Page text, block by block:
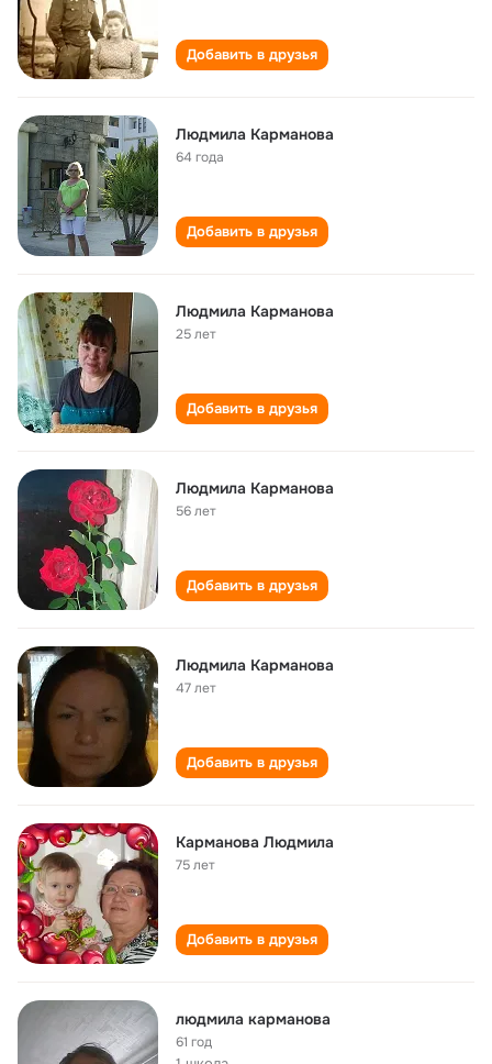
Добавить в друзья
Людмила Карманова
64 года
Добавить в друзья
Людмила Карманова
25 лет
Добавить в друзья
Людмила Карманова
56 лет
Добавить в друзья
Людмила Карманова
47 лет
Добавить в друзья
Карманова Людмила
75 лет
Добавить в друзья
людмила карманова
61 год